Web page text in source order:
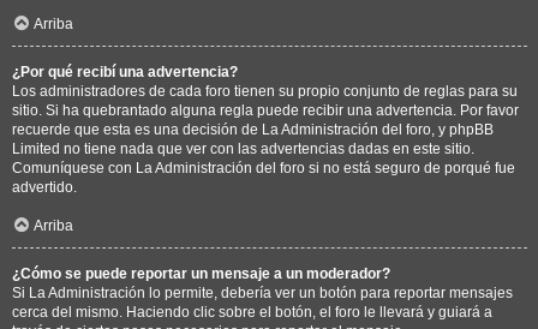
Arriba
¿Por qué recibí una advertencia?
Los administradores de cada foro tienen su propio conjunto de reglas para su
sitio. Si ha quebrantado alguna regla puede recibir una advertencia. Por favor
recuerde que esta es una decisión de La Administración del foro, y phpBB
Limited no tiene nada que ver con las advertencias dadas en este sitio.
Comuníquese con La Administración del foro si no está seguro de porqué fue
advertido.
Arriba
¿Cómo se puede reportar un mensaje a un moderador?
Si La Administración lo permite, debería ver un botón para reportar mensajes
cerca del mismo. Haciendo clic sobre el botón, el foro le llevará y guiará a